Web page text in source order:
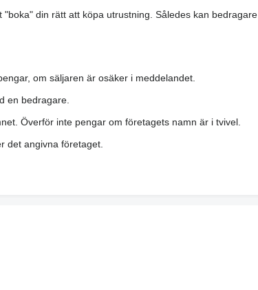
din rätt att köpa utrustning. Således kan bedragare
om säljaren är osäker i meddelandet.
en bedragare.
Överför inte pengar om företagets namn är i tvivel.
det angivna företaget.